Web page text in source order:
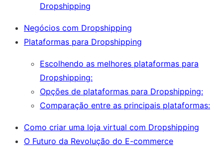
Dropshipping
Negócios com Dropshipping
Plataformas para Dropshipping
Escolhendo as melhores plataformas para
Dropshipping:
Opções de plataformas para Dropshipping:
Comparação entre as principais plataformas:
Como criar uma loja virtual com Dropshipping
O Futuro da Revolução do E-commerce